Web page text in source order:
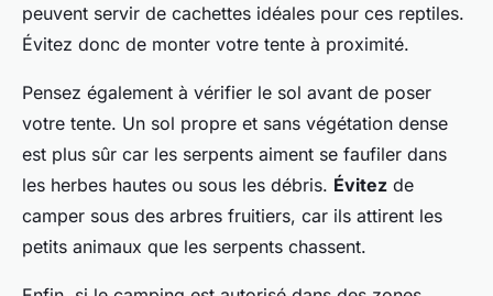
peuvent servir de cachettes idéales pour ces reptiles.
Évitez donc de monter votre tente à proximité.
Pensez également à vérifier le sol avant de poser
votre tente. Un sol propre et sans végétation dense
est plus sûr car les serpents aiment se faufiler dans
les herbes hautes ou sous les débris. Évitez de
camper sous des arbres fruitiers, car ils attirent les
petits animaux que les serpents chassent.